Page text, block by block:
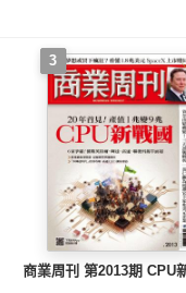
3
商業周刊 第